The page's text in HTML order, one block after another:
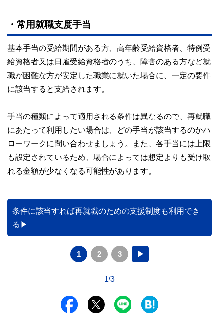
・常用就職支度手当
基本手当の受給期間がある方、高年齢受給資格者、特例受
給資格者又は日雇受給資格者のうち、障害のある方など就
職が困難な方が安定した職業に就いた場合に、一定の要件
に該当すると支給されます。
手当の種類によって適用される条件は異なるので、再就職
にあたって利用したい場合は、どの手当が該当するのかハ
ローワークに問い合わせましょう。また、各手当には上限
も設定されているため、場合によっては想定よりも受け取
れる金額が少なくなる可能性があります。
条件に該当すれば再就職のための支援制度も利用でき
る
1 2 3 ▶
1/3